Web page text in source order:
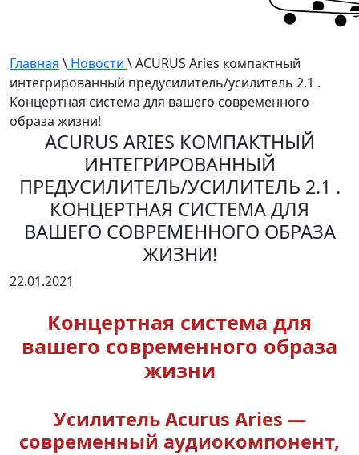
Главная \ Новости \ ACURUS Aries компактный
интегрированный предусилитель/усилитель 2.1 .
Концертная система для вашего современного
образа жизни!
ACURUS ARIES КОМПАКТНЫЙ
ИНТЕГРИРОВАННЫЙ
ПРЕДУСИЛИТЕЛЬ/УСИЛИТЕЛЬ 2.1 .
КОНЦЕРТНАЯ СИСТЕМА ДЛЯ
ВАШЕГО СОВРЕМЕННОГО ОБРАЗА
ЖИЗНИ!
22.01.2021
Концертная система для
вашего современного образа
жизни
Усилитель Acurus Aries —
современный аудиокомпонент,